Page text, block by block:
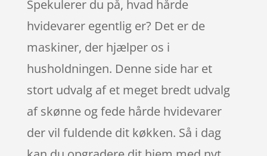
Spekulerer du på, hvad hårde
hvidevarer egentlig er? Det er de
maskiner, der hjælper os i
husholdningen. Denne side har et
stort udvalg af et meget bredt udvalg
af skønne og fede hårde hvidevarer
der vil fuldende dit køkken. Så i dag